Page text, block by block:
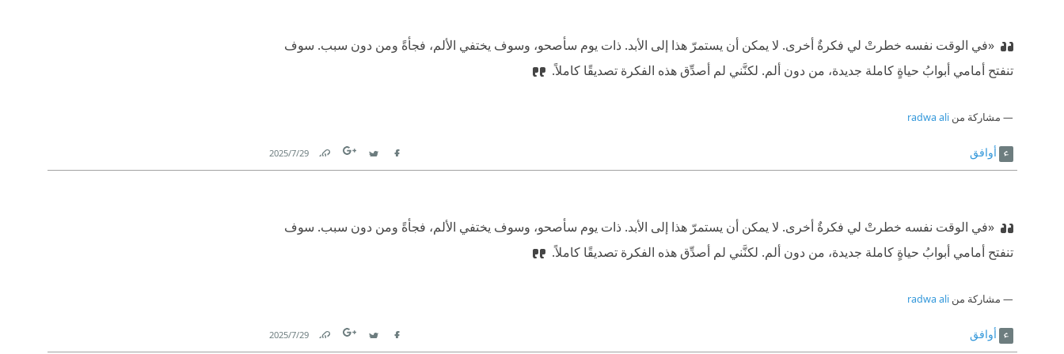
«في الوقت نفسه خطرتْ لي فكرةٌ أخرى. لا يمكن أن يستمرّ هذا إلى الأبد. ذات يوم سأصحو، وسوف يختفي الألم، فجأةً ومن دون سبب. سوف
تنفتح أمامي أبوابُ حياةٍ كاملة جديدة، من دون ألم. لكنَّني لم أصدِّق هذه الفكرة تصديقًا كاملاً.
مشاركة منradwa ali
Facebook
Twitter
Link
29‏/7‏/2025 أوافق
«في الوقت نفسه خطرتْ لي فكرةٌ أخرى. لا يمكن أن يستمرّ هذا إلى الأبد. ذات يوم سأصحو، وسوف يختفي الألم، فجأةً ومن دون سبب. سوف
تنفتح أمامي أبوابُ حياةٍ كاملة جديدة، من دون ألم. لكنَّني لم أصدِّق هذه الفكرة تصديقًا كاملاً.
مشاركة منradwa ali
29‏/7‏/2025 أوافق